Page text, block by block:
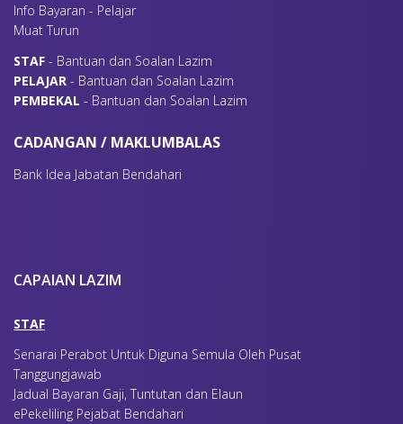
Info Bayaran - Pelajar
Muat Turun
STAF - Bantuan dan Soalan Lazim
PELAJAR - Bantuan dan Soalan Lazim
PEMBEKAL - Bantuan dan Soalan Lazim
CADANGAN / MAKLUMBALAS
Bank Idea Jabatan Bendahari
CAPAIAN LAZIM
STAF
Senarai Perabot Untuk Diguna Semula Oleh Pusat
Tanggungjawab
Jadual Bayaran Gaji, Tuntutan dan Elaun
ePekeliling Pejabat Bendahari